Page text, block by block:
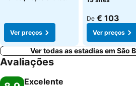
Ver preços
De € 103
Ver preços
Ver todas as estadias em São
Avaliações
Excelente